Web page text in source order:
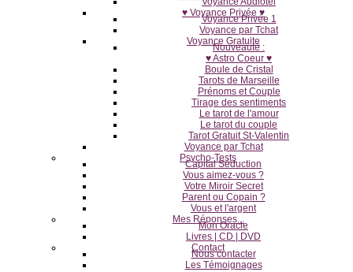
♥ Voyance Privée ♥
Voyance Privée 1
Voyance par Tchat
Voyance Gratuite
Nouveauté :
♥ Astro Coeur ♥
Boule de Cristal
Tarots de Marseille
Prénoms et Couple
Tirage des sentiments
Le tarot de l'amour
Le tarot du couple
Tarot Gratuit St-Valentin
Voyance par Tchat
Psycho-Tests
Capital Séduction
Vous aimez-vous ?
Votre Miroir Secret
Parent ou Copain ?
Vous et l'argent
Mes Réponses...
Mon Oracle
Livres | CD | DVD
Contact
Nous contacter
Les Témoignages